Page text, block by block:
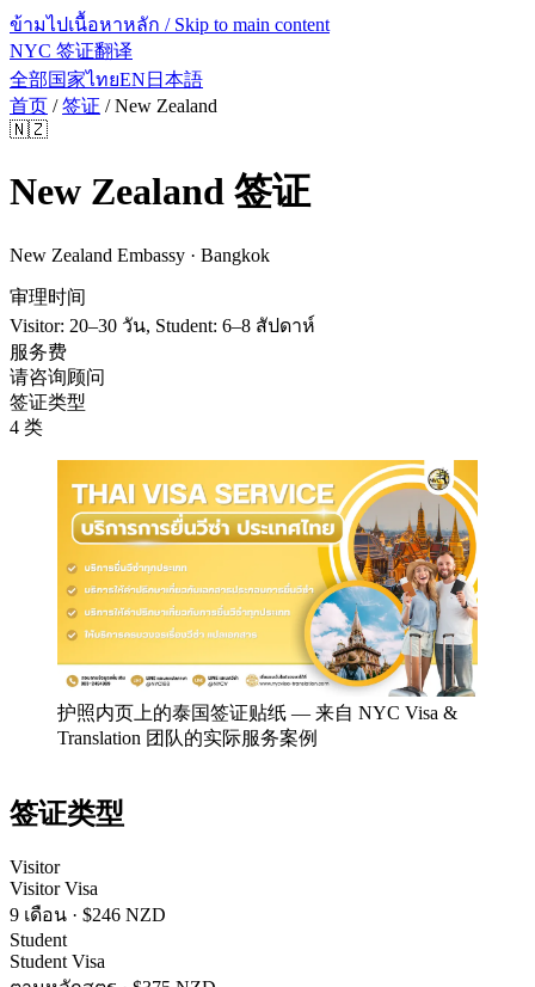
ข้ามไปเนื้อหาหลัก / Skip to main content
NYC 签证翻译
全部国家ไทยEN 日本語
首页 /签证 /New Zealand
🇳🇿
New Zealand 签证
New Zealand Embassy · Bangkok
审理时间
Visitor: 20–30 วัน, Student: 6–8 สัปดาห์
服务费
请咨询顾问
签证类型
4 类
护照内页上的泰国签证贴纸 — 来自 NYC Visa &
Translation 团队的实际服务案例
签证类型
Visitor
Visitor Visa
9 เดือน · $246 NZD
Student
Student Visa